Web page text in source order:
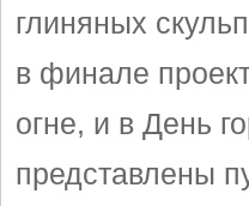
глиняных
в финале
огне, и в День
представлены